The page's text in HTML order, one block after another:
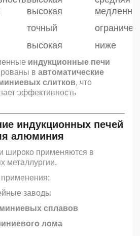
высокая
точный
высокая ниже
индукционные печи
в автоматические
слитков, что
эффективность
индукционных печей
алюминия
широко применяются в
металлургии.
заводы
сплавов
лома